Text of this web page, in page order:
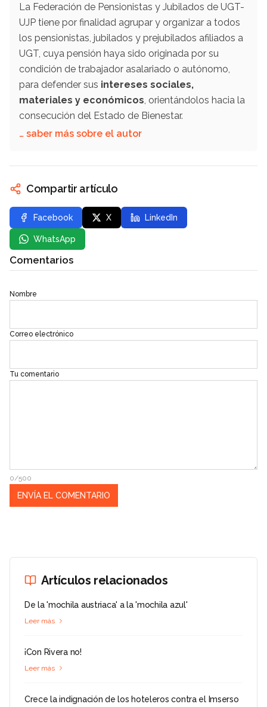
La Federación de Pensionistas y Jubilados de UGT-
UJP tiene por finalidad agrupar y organizar a todos
los pensionistas, jubilados y prejubilados afiliados a
UGT, cuya pensión haya sido originada por su
condición de trabajador asalariado o autónomo,
para defender sus intereses sociales,
materiales y económicos, orientándolos hacia la
consecución del Estado de Bienestar.
… saber más sobre el autor
Compartir artículo
Facebook X LinkedIn
WhatsApp
Comentarios
Nombre
Correo electrónico
Tu comentario
0/500
Artículos relacionados
De la 'mochila austriaca' a la 'mochila azul'
Leer más
¡Con Rivera no!
Leer más
Crece la indignación de los hoteleros contra el Imserso